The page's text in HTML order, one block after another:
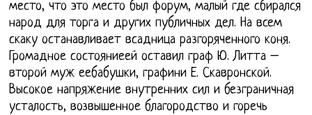
место, что это место был форум, малый где сбирался
народ для торга и других публичных дел. На всем
скаку останавливает всадница разгоряченного коня.
Громадное состояниеей оставил граф Ю. Литта –
второй муж еебабушки, графини Е. Скавронской.
Высокое напряжение внутренних сил и безграничная
усталость, возвышенное благородство и горечь